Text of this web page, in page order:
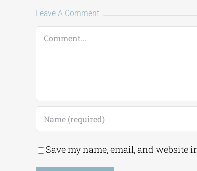
Leave A Comment
Comment
Save my name, email, and website